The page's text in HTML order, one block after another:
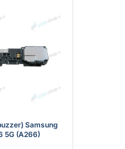
Samsung
5G (A266)